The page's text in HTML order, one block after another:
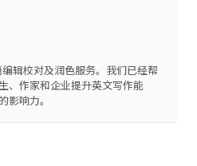
辑校对及润色服务。我们已经帮
、作家和企业提升英文写作能
影响力。